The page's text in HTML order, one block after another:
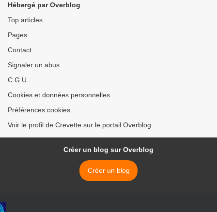
Hébergé par Overblog
Top articles
Pages
Contact
Signaler un abus
C.G.U.
Cookies et données personnelles
Préférences cookies
Voir le profil de Crevette sur le portail Overblog
Créer un blog sur Overblog
Créer un blog